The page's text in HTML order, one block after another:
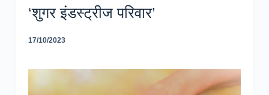
‘शुगर इंडस्ट्रीज परिवार’
17/10/2023